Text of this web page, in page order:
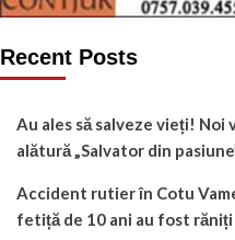
Recent Posts
Au ales să salveze vieți! Noi
alătură „Salvator din
Accident rutier în Cotu
fetiță de 10 ani au fost răniți